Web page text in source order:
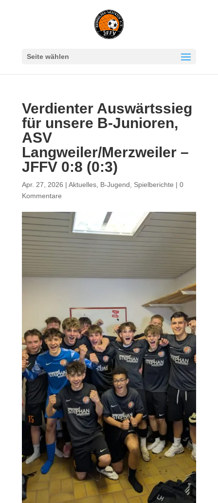
Seite wählen
Verdienter Auswärtssieg
für unsere B-Junioren,
ASV
Langweiler/Merzweiler –
JFFV 0:8 (0:3)
Apr. 27, 2026 | Aktuelles, B-Jugend Spielberichte | 0
Kommentare